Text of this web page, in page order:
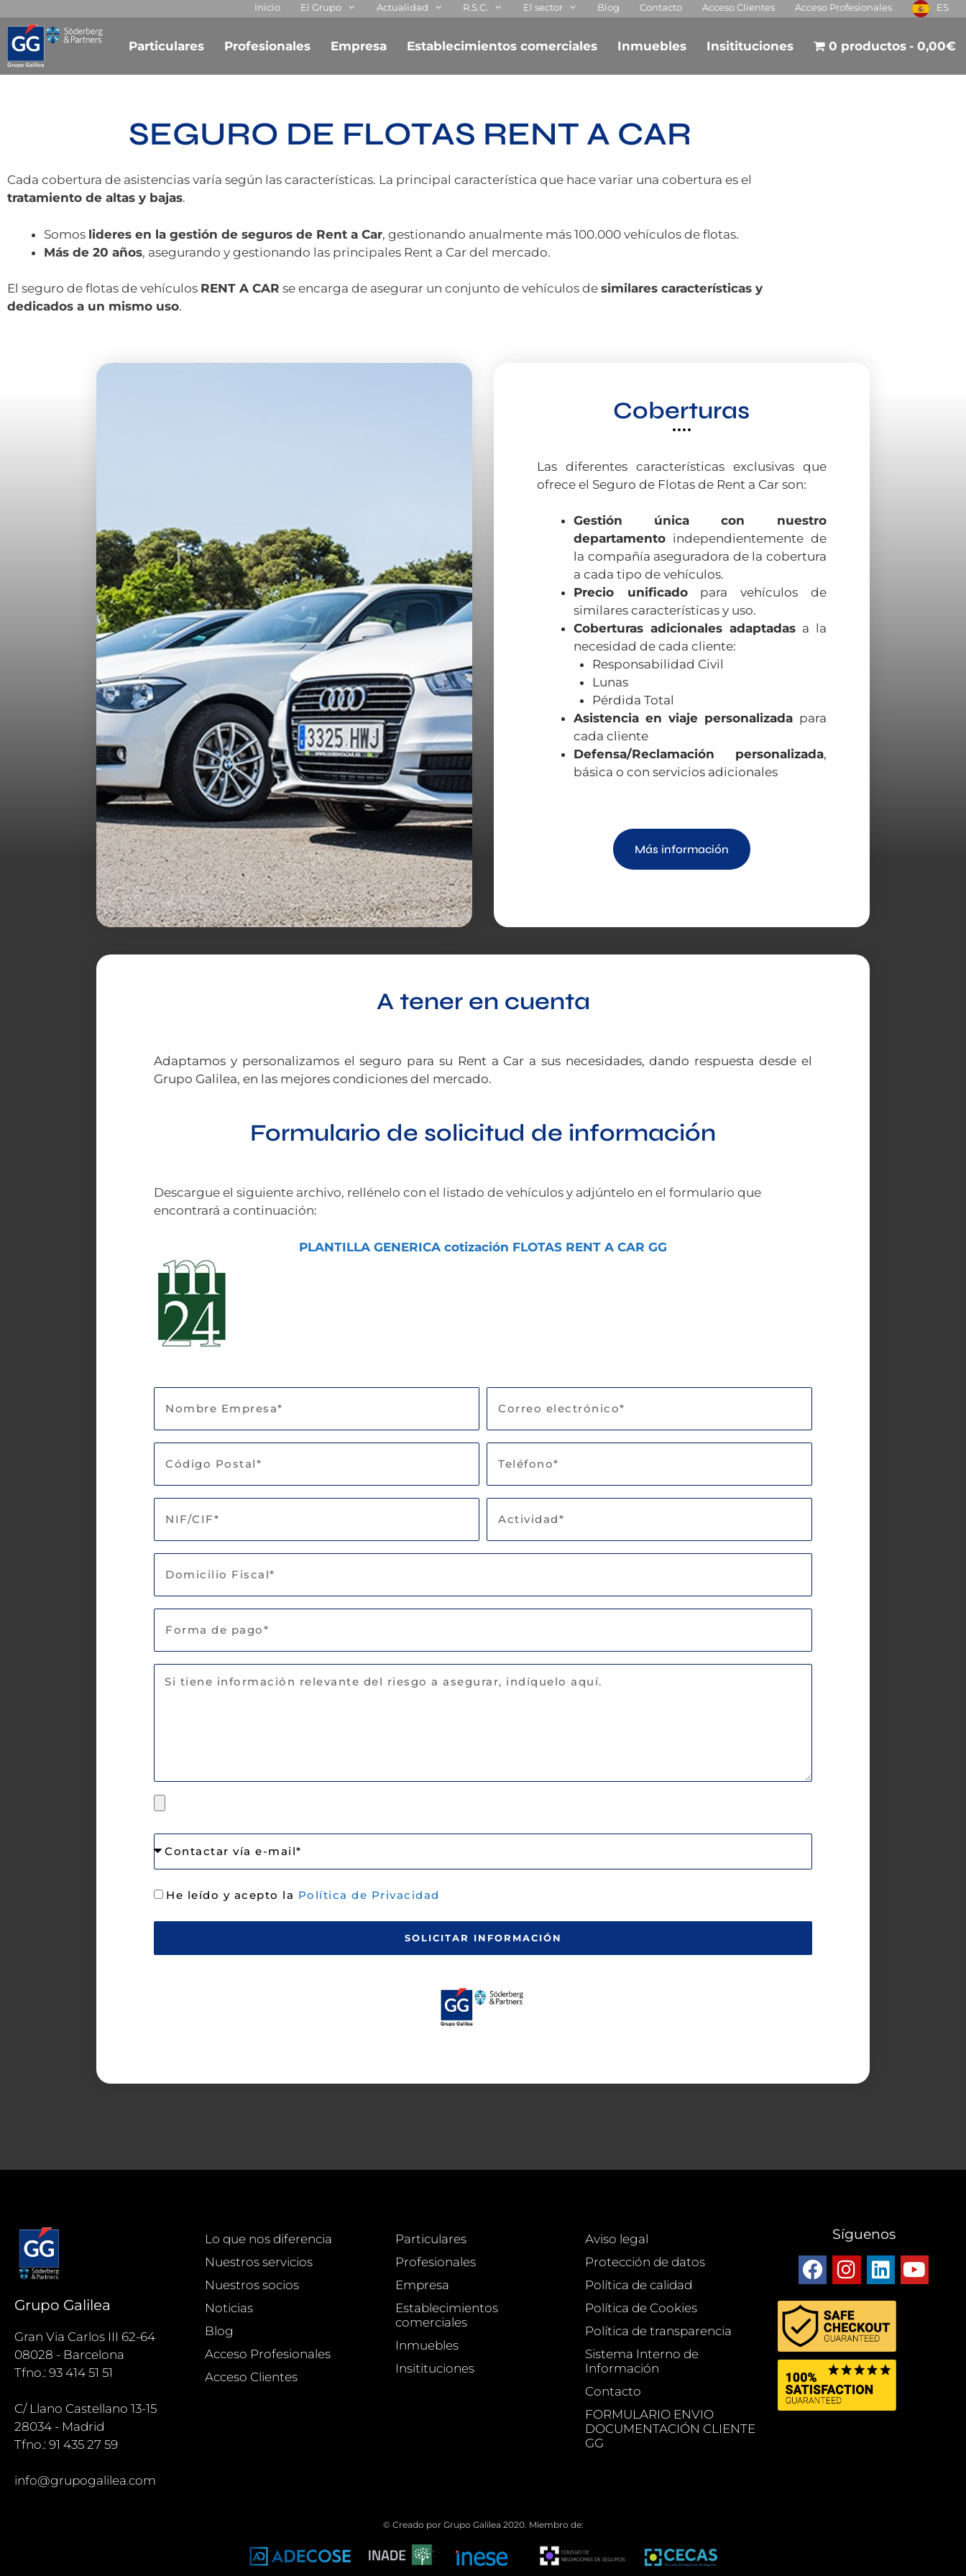
Inicio El Grupo Actualidad R.S.C. El sector Blog Contacto Acceso Clientes Acceso Profesionales ES
Particulares Profesionales Empresa Establecimientos comerciales Inmuebles Insitituciones 0 productos 0,00€
SEGURO DE FLOTAS RENT A CAR
Cada cobertura de asistencias varía según las características. La principal característica que hace variar una cobertura es el
tratamiento de altas y bajas.
Somos lideres en la gestión de seguros de Rent a Car, gestionando anualmente más 100.000 vehículos de flotas.
Más de 20 años, asegurando y gestionando las principales Rent a Car del mercado.
El seguro de flotas de vehículos RENT A CAR se encarga de asegurar un conjunto de vehículos de similares características y
dedicados a un mismo uso.
Coberturas
Las diferentes características exclusivas que
ofrece el Seguro de Flotas de Rent a Car son:
Gestión única con nuestro
departamento independientemente de
la compañía aseguradora de la cobertura
a cada tipo de vehículos.
Precio unificadopara vehículos de
similares características y uso.
Coberturas adicionales adaptadasa la
necesidad de cada cliente:
Responsabilidad Civil
Lunas
Pérdida Total
Asistencia en viaje personalizada para
cada cliente
Defensa/Reclamación personalizada,
básica o con servicios adicionales
Más información
A tener en cuenta
Adaptamos y personalizamos el seguro para su Rent a Car a sus necesidades, dando respuesta desde el
Grupo Galilea, en las mejores condiciones del mercado.
Formulario de solicitud de información
Descargue el siguiente archivo, rellénelo con el listado de vehículos y adjúntelo en el formulario que
encontrará a continuación:
PLANTILLA GENERICA cotización FLOTAS RENT A CAR GG
He leído y acepto la Política de Privacidad
SOLICITAR INFORMACIÓN
Grupo Galilea
Gran Via Carlos III 62-64
08028 - Barcelona
Tfno.: 93 414 51 51
C/ Llano Castellano 13-15
28034 - Madrid
Tfno.: 91 435 27 59
info@grupogalilea.com
Lo que nos diferencia
Nuestros servicios
Nuestros socios
Noticias
Blog
Acceso Profesionales
Acceso Clientes
Particulares
Profesionales
Empresa
Establecimientos
comerciales
Inmuebles
Insitituciones
Aviso legal
Protección de datos
Política de calidad
Política de Cookies
Política de transparencia
Sistema Interno de
Información
Contacto
FORMULARIO ENVIO
DOCUMENTACIÓN CLIENTE
GG
Síguenos
© Creado por Grupo Galilea 2020. Miembro de: